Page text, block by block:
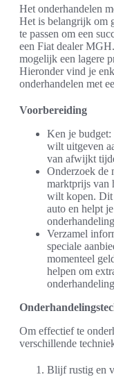
Het onderhandelen
Het is belangrijk om
te passen om een
een Fiat dealer
mogelijk een lagere
Hieronder vind je
onderhandelen met
Voorbereiding
Ken je budget:
wilt uitgeven
van afwijkt
Onderzoek de
marktprijs van
wilt kopen. Dit
auto en helpt
Verzamel
speciale
momenteel
helpen om
Om effectief te
verschillende
Blijf rustig en